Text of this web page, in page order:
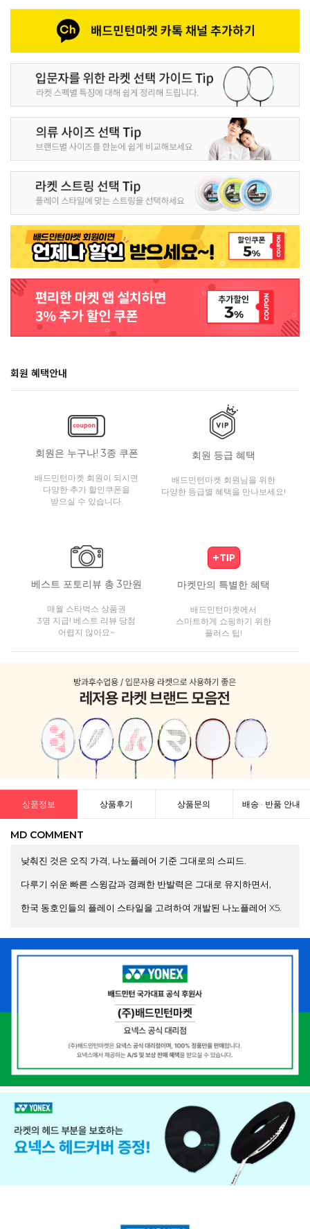
회원 혜택안내
회원은 누구나! 3종 쿠폰
배드민턴마켓 회원이 되시면
다양한 추가 할인쿠폰을
받으실 수 있습니다.
회원 등급 혜택
배드민턴마켓 회원님을 위한
다양한 등급별 혜택을 만나보세요!
베스트 포토리뷰 총 3만원
매월 스타벅스 상품권
3명 지급! 베스트 리뷰 당첨
어렵지 않아요~
마켓만의 특별한 혜택
배드민턴마켓에서
스마트하게 쇼핑하기 위한
플러스 팁!
상품정보 상품후기 상품문의 배송 · 반품 안내
MD COMMENT
낮춰진 것은 오직 가격, 나노플레어 기준 그대로의 스피드.
다루기 쉬운 빠른 스윙감과 경쾌한 반발력은 그대로 유지하면서,
한국 동호인들의 플레이 스타일을 고려하여 개발된 나노플레어 X5.
[ 4U (Ave.83g) / 헤드라이트 (Head Light) / 유연함 (Flexible) / G5